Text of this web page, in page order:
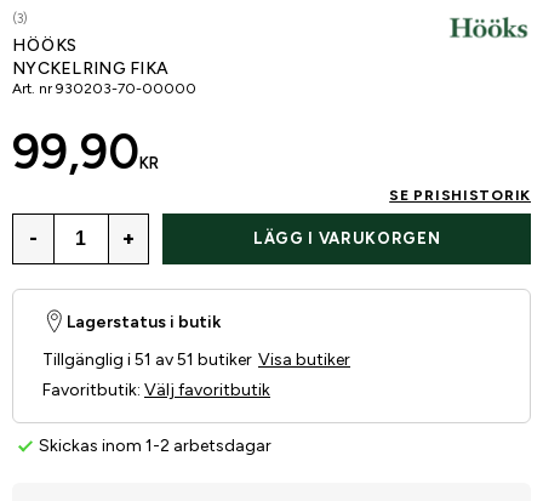
(3)
HÖÖKS
NYCKELRING FIKA
Art. nr 930203-70-00000
99,90 KR
SE PRISHISTORIK
- + LÄGG I VARUKORGEN
Skickas inom 1-2 arbetsdagar
Lagerstatus i butik
Tillgänglig i 51 av 51 butiker Visa butiker
Favoritbutik: Välj favoritbutik